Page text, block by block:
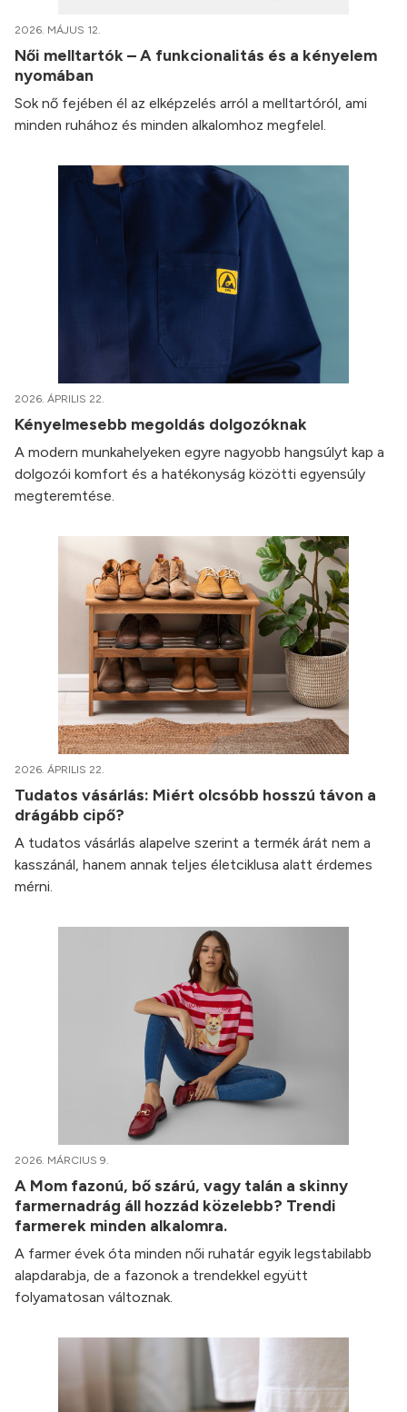
2026. MÁJUS 12.
Női melltartók – A funkcionalitás és a kényelem
nyomában
Sok nő fejében él az elképzelés arról a melltartóról, ami
minden ruhához és minden alkalomhoz megfelel.
2026. ÁPRILIS 22.
Kényelmesebb megoldás dolgozóknak
A modern munkahelyeken egyre nagyobb hangsúlyt kap a
dolgozói komfort és a hatékonyság közötti egyensúly
megteremtése.
2026. ÁPRILIS 22.
Tudatos vásárlás: Miért olcsóbb hosszú távon a
drágább cipő?
A tudatos vásárlás alapelve szerint a termék árát nem a
kasszánál, hanem annak teljes életciklusa alatt érdemes
mérni.
2026. MÁRCIUS 9.
A Mom fazonú, bő szárú, vagy talán a skinny
farmernadrág áll hozzád közelebb? Trendi
farmerek minden alkalomra.
A farmer évek óta minden női ruhatár egyik legstabilabb
alapdarabja, de a fazonok a trendekkel együtt
folyamatosan változnak.